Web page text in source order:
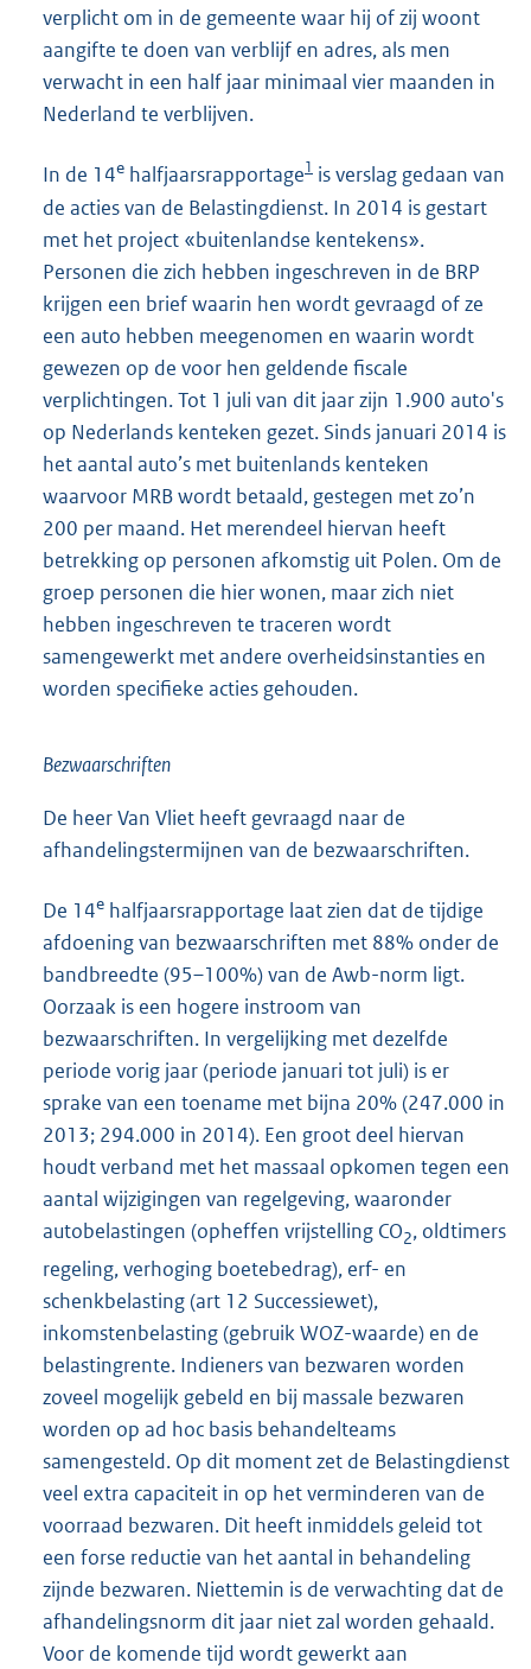
verplicht om in de gemeente waar hij of zij woont
aangifte te doen van verblijf en adres, als men
verwacht in een half jaar minimaal vier maanden in
Nederland te verblijven.
In de 14e halfjaarsrapportage1 is verslag gedaan van
de acties van de Belastingdienst. In 2014 is gestart
met het project «buitenlandse kentekens».
Personen die zich hebben ingeschreven in de BRP
krijgen een brief waarin hen wordt gevraagd of ze
een auto hebben meegenomen en waarin wordt
gewezen op de voor hen geldende fiscale
verplichtingen. Tot 1 juli van dit jaar zijn 1.900 auto's
op Nederlands kenteken gezet. Sinds januari 2014 is
het aantal auto’s met buitenlands kenteken
waarvoor MRB wordt betaald, gestegen met zo’n
200 per maand. Het merendeel hiervan heeft
betrekking op personen afkomstig uit Polen. Om de
groep personen die hier wonen, maar zich niet
hebben ingeschreven te traceren wordt
samengewerkt met andere overheidsinstanties en
worden specifieke acties gehouden.
Bezwaarschriften
De heer Van Vliet heeft gevraagd naar de
afhandelingstermijnen van de bezwaarschriften.
De 14e halfjaarsrapportage laat zien dat de tijdige
afdoening van bezwaarschriften met 88% onder de
bandbreedte (95–100%) van de Awb-norm ligt.
Oorzaak is een hogere instroom van
bezwaarschriften. In vergelijking met dezelfde
periode vorig jaar (periode januari tot juli) is er
sprake van een toename met bijna 20% (247.000 in
2013; 294.000 in 2014). Een groot deel hiervan
houdt verband met het massaal opkomen tegen een
aantal wijzigingen van regelgeving, waaronder
autobelastingen (opheffen vrijstelling CO2, oldtimers
regeling, verhoging boetebedrag), erf- en
schenkbelasting (art 12 Successiewet),
inkomstenbelasting (gebruik WOZ-waarde) en de
belastingrente. Indieners van bezwaren worden
zoveel mogelijk gebeld en bij massale bezwaren
worden op ad hoc basis behandelteams
samengesteld. Op dit moment zet de Belastingdienst
veel extra capaciteit in op het verminderen van de
voorraad bezwaren. Dit heeft inmiddels geleid tot
een forse reductie van het aantal in behandeling
zijnde bezwaren. Niettemin is de verwachting dat de
afhandelingsnorm dit jaar niet zal worden gehaald.
Voor de komende tijd wordt gewerkt aan